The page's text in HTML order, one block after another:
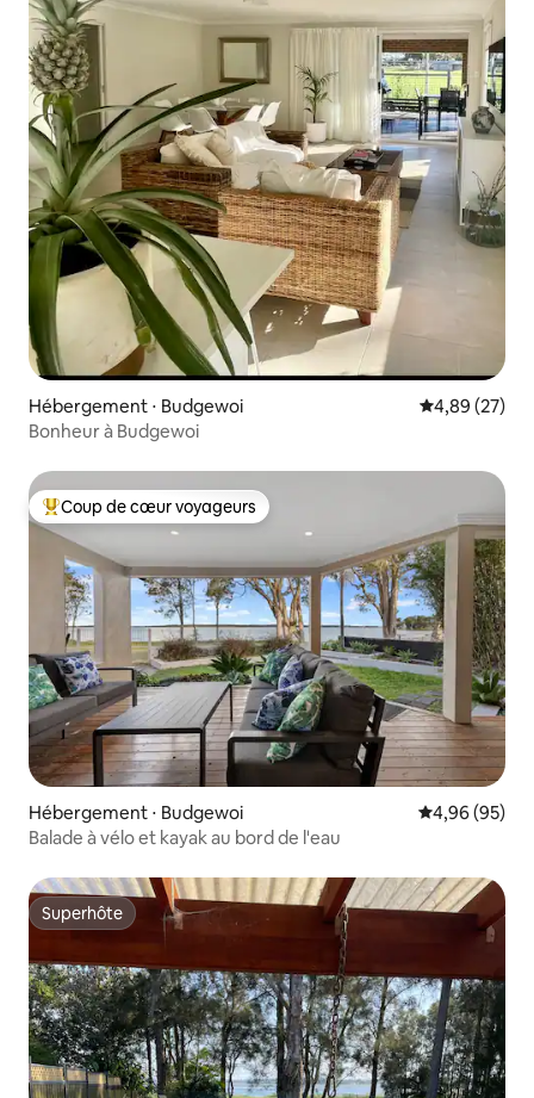
Hébergement ⋅ Budgewoi Évaluation
4,89 (27)
Bonheur à Budgewoi
Coups de cœur voyageurs les plus appréciés
Coup de cœur voyageurs
Hébergement ⋅ Budgewoi Évaluation
4,96 (95)
Balade à vélo et kayak au bord de l'eau
Superhôte
Superhôte